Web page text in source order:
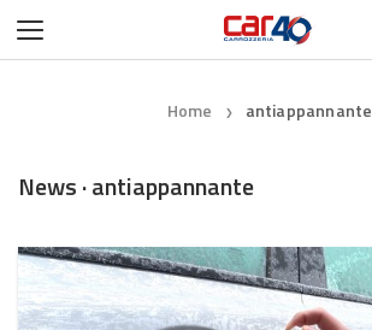
Home ❯ antiappannante
News · antiappannante